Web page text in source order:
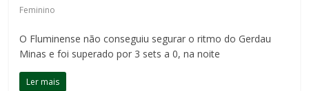
Feminino
O Fluminense não conseguiu segurar o ritmo do Gerdau
Minas e foi superado por 3 sets a 0, na noite
Ler mais